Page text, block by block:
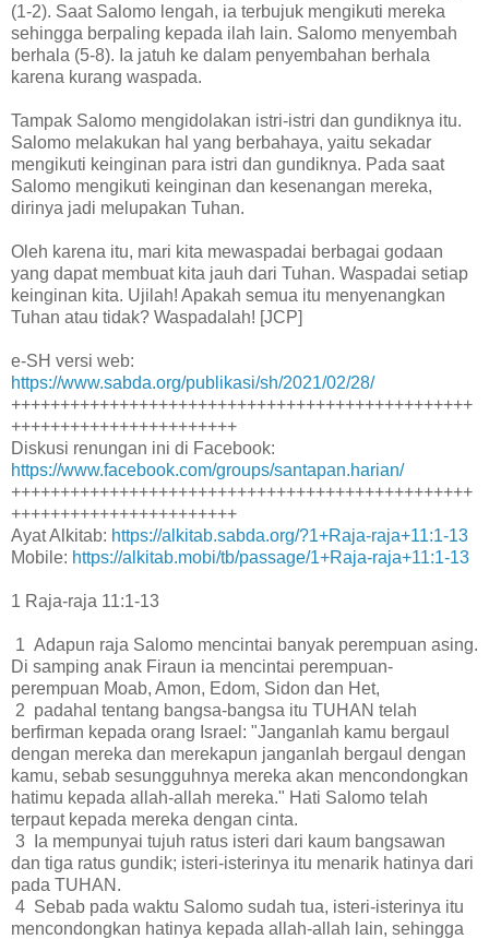
(1-2). Saat Salomo lengah, ia terbujuk mengikuti mereka
sehingga berpaling kepada ilah lain. Salomo menyembah
berhala (5-8). Ia jatuh ke dalam penyembahan berhala
karena kurang waspada.
Tampak Salomo mengidolakan istri-istri dan gundiknya itu.
Salomo melakukan hal yang berbahaya, yaitu sekadar
mengikuti keinginan para istri dan gundiknya. Pada saat
Salomo mengikuti keinginan dan kesenangan mereka,
dirinya jadi melupakan Tuhan.
Oleh karena itu, mari kita mewaspadai berbagai godaan
yang dapat membuat kita jauh dari Tuhan. Waspadai setiap
keinginan kita. Ujilah! Apakah semua itu menyenangkan
Tuhan atau tidak? Waspadalah! [JCP]
e-SH versi web:
https://www.sabda.org/publikasi/sh/2021/02/28/
+++++++++++++++++++++++++++++++++++++++++++++++
+++++++++++++++++++++++
Diskusi renungan ini di Facebook:
https://www.facebook.com/groups/santapan.harian/
+++++++++++++++++++++++++++++++++++++++++++++++
+++++++++++++++++++++++
Ayat Alkitab: https://alkitab.sabda.org/?1+Raja-raja+11:1-13
Mobile: https://alkitab.mobi/tb/passage/1+Raja-raja+11:1-13
1 Raja-raja 11:1-13
1 Adapun raja Salomo mencintai banyak perempuan asing.
Di samping anak Firaun ia mencintai perempuan-
perempuan Moab, Amon, Edom, Sidon dan Het,
2 padahal tentang bangsa-bangsa itu TUHAN telah
berfirman kepada orang Israel: "Janganlah kamu bergaul
dengan mereka dan merekapun janganlah bergaul dengan
kamu, sebab sesungguhnya mereka akan mencondongkan
hatimu kepada allah-allah mereka." Hati Salomo telah
terpaut kepada mereka dengan cinta.
3 Ia mempunyai tujuh ratus isteri dari kaum bangsawan
dan tiga ratus gundik; isteri-isterinya itu menarik hatinya dari
pada TUHAN.
4 Sebab pada waktu Salomo sudah tua, isteri-isterinya itu
mencondongkan hatinya kepada allah-allah lain, sehingga